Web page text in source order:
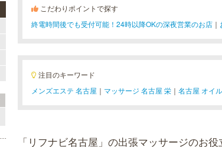
こだわりポイントで探す
終電時間後でも受付可能！24時以降OKの深夜営業のお店 ｜
注目のキーワード
メンズエステ 名古屋 ｜ マッサージ 名古屋 栄 ｜ 名古屋 オイ
「リフナビ名古屋」の出張マッサージのお